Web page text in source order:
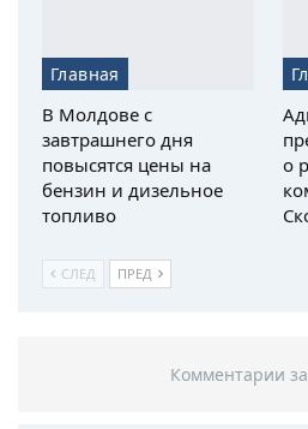
Главная
В Молдове с
завтрашнего дня
повысятся цены на
бензин и дизельное
топливо
о
СЛЕД ПРЕД
Комментарии